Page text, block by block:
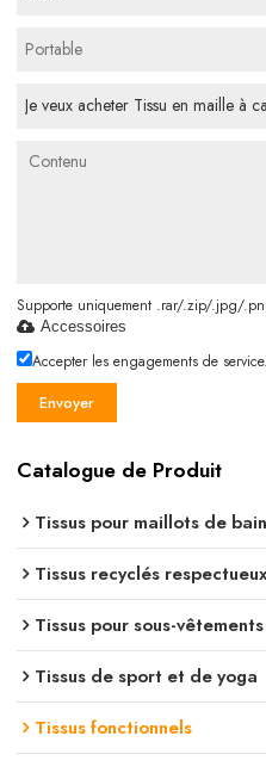
Supporte uniquement .rar/.zip/.jpg/
Accessoires
Accepter les engagements de
Envoyer
Catalogue de Produit
Tissus pour maillots de bain
Tissus recyclés
Tissus pour sous-vêtements
Tissus de sport et de yoga
Tissus fonctionnels